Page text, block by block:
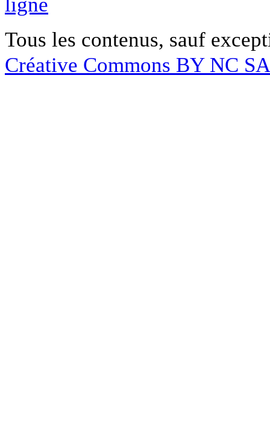
Tous les contenus, sauf
Créative Commons BY NC SA